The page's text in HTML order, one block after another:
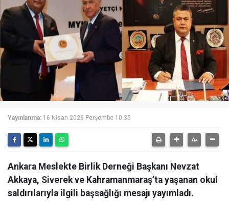
Yayınlanma: 16 Nisan 2026 Perşembe 10:35
Ankara Meslekte Birlik Derneği Başkanı Nevzat
Akkaya, Siverek ve Kahramanmaraş’ta yaşanan okul
saldırılarıyla ilgili başsağlığı mesajı yayımladı.